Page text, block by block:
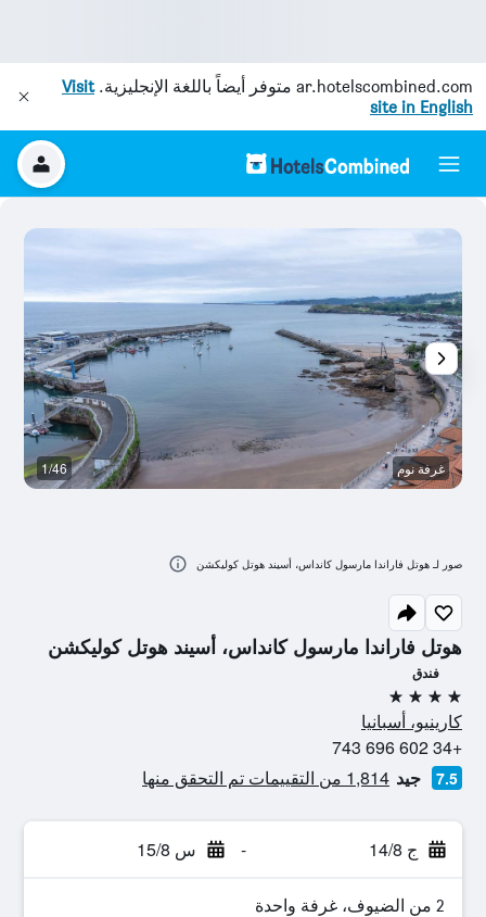
ar.hotelscombined.com متوفر أيضاً باللغة الإنجليزية.Visit
site in English
هوتل فاراندا مارسول كانداس، أسيند هوتل كوليكشن
فندق
4 نجوم
كارينيو، أسبانيا
+34 602 696 743
7.5 جيد 1,814 من التقييمات تم التحقق منها
ج 14/8 - س 15/8
2 من الضيوف، غرفة واحدة
غرفة نوم 1/46
صور لـ هوتل فاراندا مارسول كانداس، أسيند هوتل كوليكشن